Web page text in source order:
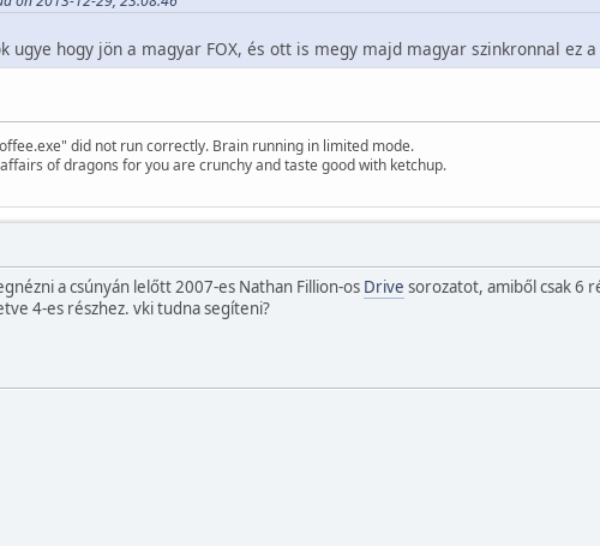
ugye hogy jön a magyar FOX, és ott is megy majd magyar szinkronnal ez
did not run correctly. Brain running in limited mode.
of dragons for you are crunchy and taste good with ketchup.
a csúnyán lelőtt 2007-es Nathan Fillion-os Drive sorozatot, amiből csak 6
4-es részhez. vki tudna segíteni?